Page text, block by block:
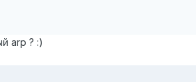
arp ? :)